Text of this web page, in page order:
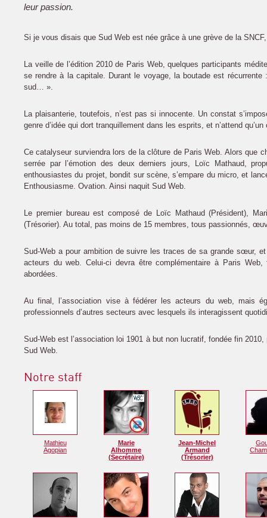
leur passion.
Si je vous disais que Sud Web est née grâce à une grève de la
La veille de l’édition 2010 de Paris Web, quelques participants
se rendre à la capitale. Durant le voyage, la boutade est
sud… ».
La plaisanterie, toutefois, n’est pas si innocente. Un constat
genre d’idée qui dort tranquillement dans les esprits, et n’attend
Ce catalyseur surviendra lors de la clôture de Paris Web. Alors que
serrée par l’émotion des deux derniers jours, Loïc Mathaud,
enthousiastes du projet, bondit sur scène, s’empare du micro, et
Enthousiasme. Ovation. Ainsi naquit Sud Web.
Le premier bureau est composé de Loïc Mathaud (Président),
(Trésorier). Au total, pas moins de 15 membres, tous passionnés,
Sud-Web a pour ambition de suivre les traces de sa grande sœur,
acteurs du web. Celui-ci devra être complémentaire à Paris
abordées.
Au final, l’association vise à fédérer les acteurs du web, mais
professionnels d’autres secteurs avec lesquels ils interagissent
Sud-Web est l’association loi 1901 à but non lucratif, fondée fin
Sud Web.
Notre staff
Mathieu
Agopian
Marie
Alhomme
(Secrétaire)
Jean-Michel
Armand
(Trésorier)